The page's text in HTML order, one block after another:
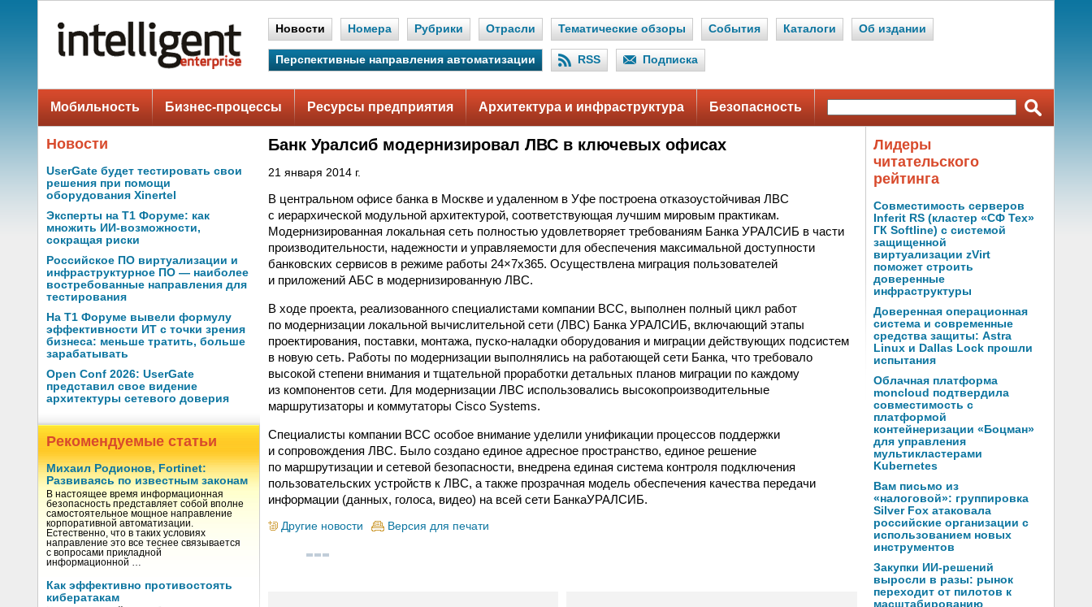
Новости Номера Рубрики Отрасли Тематические обзоры События Каталоги Об издании
Перспективные направления автоматизации RSS Подписка
Мобильность Бизнес-процессы Ресурсы предприятия Архитектура и инфраструктура Безопасность
Новости
UserGate будет тестировать свои
решения при помощи
оборудования Xinertel
Эксперты на Т1 Форуме: как
множить ИИ-возможности,
сокращая риски
Российское ПО виртуализации и
инфраструктурное ПО — наиболее
востребованные направления для
тестирования
На Т1 Форуме вывели формулу
эффективности ИТ с точки зрения
бизнеса: меньше тратить, больше
зарабатывать
Open Conf 2026: UserGate
представил свое видение
архитектуры сетевого доверия
Рекомендуемые статьи
Михаил Родионов, Fortinet:
Развиваясь по известным законам
В настоящее время информационная
безопасность представляет собой вполне
самостоятельное мощное направление
корпоративной автоматизации.
Естественно, что в таких условиях
направление это все теснее связывается
с вопросами прикладной
информационной …
Как эффективно противостоять
кибератакам
Банк Уралсиб модернизировал ЛВС в ключевых офисах
21 января 2014 г.
В центральном офисе банка в Москве и удаленном в Уфе построена отказоустойчивая ЛВС
с иерархической модульной архитектурой, соответствующая лучшим мировым практикам.
Модернизированная локальная сеть полностью удовлетворяет требованиям Банка УРАЛСИБ в части
производительности, надежности и управляемости для обеспечения максимальной доступности
банковских сервисов в режиме работы 24×7х365. Осуществлена миграция пользователей
и приложений АБС в модернизированную ЛВС.
В ходе проекта, реализованного специалистами компании BCC, выполнен полный цикл работ
по модернизации локальной вычислительной сети (ЛВС) Банка УРАЛСИБ, включающий этапы
проектирования, поставки, монтажа, пуско-наладки оборудования и миграции действующих подсистем
в новую сеть. Работы по модернизации выполнялись на работающей сети Банка, что требовало
высокой степени внимания и тщательной проработки детальных планов миграции по каждому
из компонентов сети. Для модернизации ЛВС использовались высокопроизводительные
маршрутизаторы и коммутаторы Cisco Systems.
Специалисты компании BCC особое внимание уделили унификации процессов поддержки
и сопровождения ЛВС. Было создано единое адресное пространство, единое решение
по маршрутизации и сетевой безопасности, внедрена единая система контроля подключения
пользовательских устройств к ЛВС, а также прозрачная модель обеспечения качества передачи
информации (данных, голоса, видео) на всей сети БанкаУРАЛСИБ.
Другие новости Версия для печати
Лидеры
читательского
рейтинга
Совместимость серверов
Inferit RS (кластер «СФ Тех»
ГК Softline) с системой
защищенной
виртуализации zVirt
поможет строить
доверенные
инфраструктуры
Доверенная операционная
система и современные
средства защиты: Astra
Linux и Dallas Lock прошли
испытания
Облачная платформа
moncloud подтвердила
совместимость с
платформой
контейнеризации «Боцман»
для управления
мультикластерами
Kubernetes
Вам письмо из
«налоговой»: группировка
Silver Fox атаковала
российские организации с
использованием новых
инструментов
Закупки ИИ-решений
выросли в разы: рынок
переходит от пилотов к
масштабированию